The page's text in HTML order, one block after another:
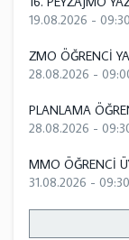
19.08.2026 - 09:30
ZMO ÖĞRENCİ
28.08.2026 -
PLANLAMA
28.08.2026 -
MMO ÖĞRENCİ
31.08.2026 - 09:30